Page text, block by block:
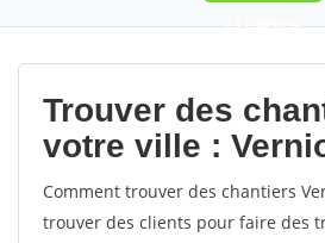
9,5(100%)42
votes
Trouver des
votre ville :
Comment trouver des chantiers
trouver des clients pour faire des